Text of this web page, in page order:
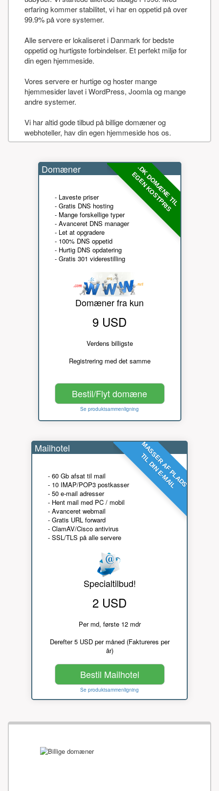
erfaring kommer stabilitet, vi har en oppetid på over
99.9% på vore systemer.
Alle servere er lokaliseret i Danmark for bedste
oppetid og hurtigste forbindelser. Et perfekt miljø for
din egen hjemmeside.
Vores servere er hurtige og hoster mange
hjemmesider lavet i WordPress, Joomla og mange
andre systemer.
Vi har altid gode tilbud på billige domæner og
webhoteller, hav din egen hjemmeside hos os.
.DK DOMÆNE TIL
EGEN KOSTPRIS
Domæner
- Laveste priser
- Gratis DNS hosting
- Mange forskellige typer
- Avanceret DNS manager
- Let at opgradere
- 100% DNS oppetid
- Hurtig DNS opdatering
- Gratis 301 viderestilling
Domæner fra kun
9 USD
Verdens billigste
Registrering med det samme
Bestil/Flyt domæne
Se produktsammenligning
MASSER AF PLADS
TIL DIN E-MAIL
Mailhotel
- 60 Gb afsat til mail
- 10 IMAP/POP3 postkasser
- 50 e-mail adresser
- Hent mail med PC / mobil
- Avanceret webmail
- Gratis URL forward
- ClamAV/Cisco antivirus
- SSL/TLS på alle servere
Specialtilbud!
2 USD
Per md, første 12 mdr
Derefter 5 USD per måned (Faktureres per
år)
Bestil Mailhotel
Se produktsammenligning